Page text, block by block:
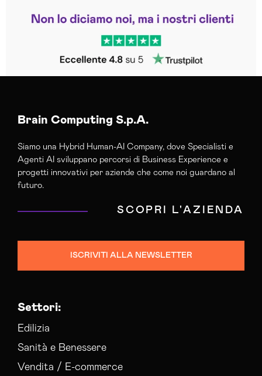
Trustpilot
Brain Computing S.p.A.
Siamo una Hybrid Human-AI Company, dove Specialisti e
Agenti AI sviluppano percorsi di Business Experience e
progetti innovativi per aziende che come noi guardano al
futuro.
SCOPRI L'AZIENDA
ISCRIVITI ALLA NEWSLETTER
Settori:
Edilizia
Sanità e Benessere
Vendita / E-commerce